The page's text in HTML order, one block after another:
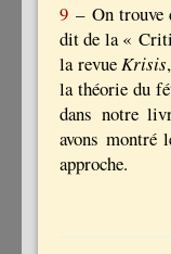
9 – On trouve
dit de la «
la revueKrisis
la théorie du
dans notre
avons montré
approche.